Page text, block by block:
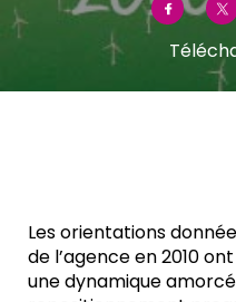
Les orientations
de l’agence en 2010
une dynamique